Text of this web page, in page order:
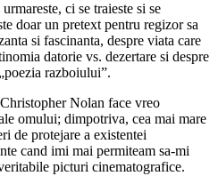
ci se traieste si se
doar un pretext pentru regizor sa
si fascinanta, despre viata care
datorie vs. dezertare si despre
razboiului”.
Nolan face vreo
omului; dimpotriva, cea mai mare
de protejare a existentei
cand imi mai permiteam sa-mi
picturi cinematografice.